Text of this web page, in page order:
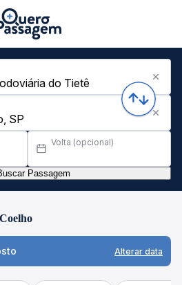
Volta (opcional)
Passagem
Alterar data